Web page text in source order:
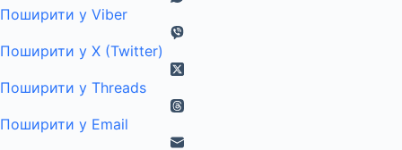
Поширити у Viber
Поширити у X (Twitter)
Поширити у Threads
Поширити у Email